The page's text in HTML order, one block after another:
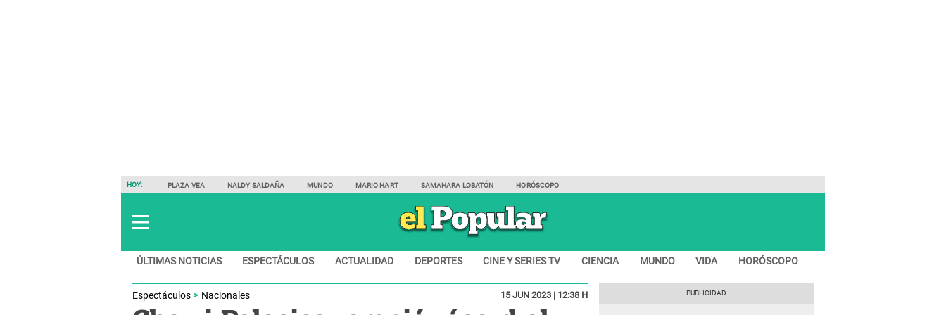
HOY: PLAZA VEA NALDY SALDAÑA MUNDO MARIO HART SAMAHARA LOBATÓN HORÓSCOPO
ÚLTIMAS NOTICIAS ESPECTÁCULOS ACTUALIDAD DEPORTES CINE Y SERIES TV CIENCIA MUNDO VIDA HORÓSCOPO
Espectáculos Nacionales 15 JUN 2023 | 12:38 H